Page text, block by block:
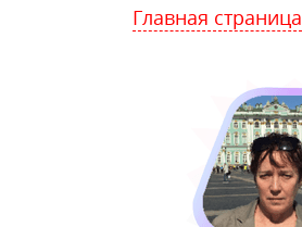
Главная страница